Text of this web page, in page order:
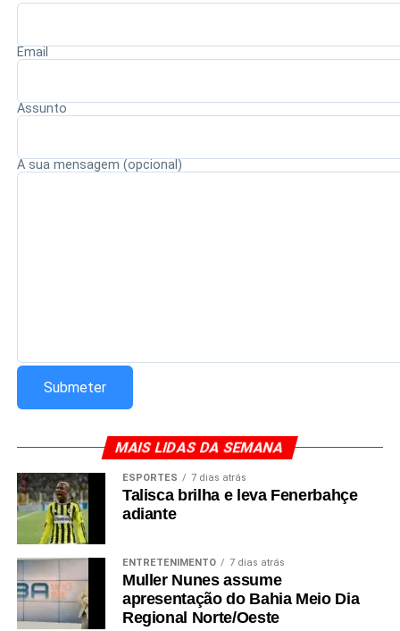
competentes. A expectativa é que a alteração contribua
para fortalecer a ética, a integridade e a responsabilidade
Email
Assunto
A sua mensagem (opcional)
MAIS LIDAS DA SEMANA
ESPORTES 7 dias atrás
Talisca brilha e leva Fenerbahçe
adiante
ENTRETENIMENTO 7 dias atrás
Muller Nunes assume
apresentação do Bahia Meio Dia
Regional Norte/Oeste